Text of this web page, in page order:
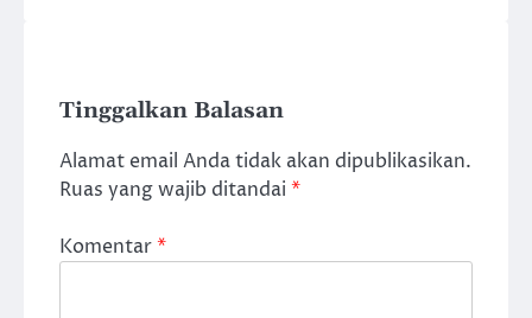
Tinggalkan Balasan
Alamat email Anda tidak akan dipublikasikan.
Ruas yang wajib ditandai *
Komentar*